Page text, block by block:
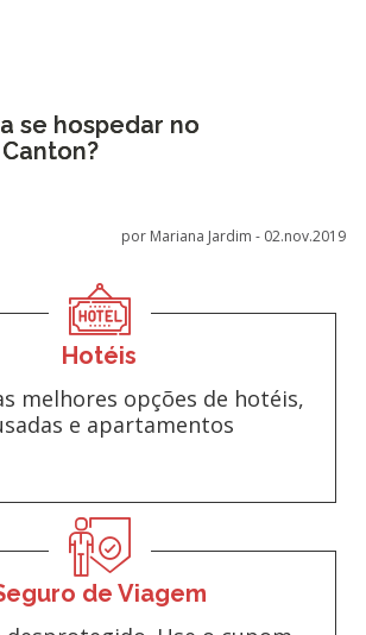
se hospedar no
por Mariana Jardim - 02.nov.2019
Hotéis
melhores opções de hotéis,
e apartamentos
de Viagem